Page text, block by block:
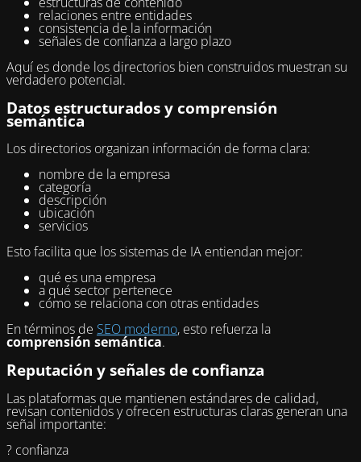
relaciones entre entidades
consistencia de la información
señales de confianza a largo plazo
Aquí es donde los directorios bien construidos muestran su
verdadero potencial.
Datos estructurados y comprensión
semántica
Los directorios organizan información de forma clara:
nombre de la empresa
categoría
descripción
ubicación
servicios
Esto facilita que los sistemas de IA entiendan mejor:
qué es una empresa
a qué sector pertenece
cómo se relaciona con otras entidades
En términos de SEO moderno, esto refuerza la
comprensión semántica.
Reputación y señales de confianza
Las plataformas que mantienen estándares de calidad,
revisan contenidos y ofrecen estructuras claras generan una
señal importante:
? confianza